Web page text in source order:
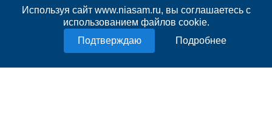
Используя сайт www.niasam.ru, вы соглашаетесь с
использованием файлов cookie.
Подробнее
Карта сайта
Нашли ошибку?
Политика конфиденциальности
Согласие на обработку персональных данных